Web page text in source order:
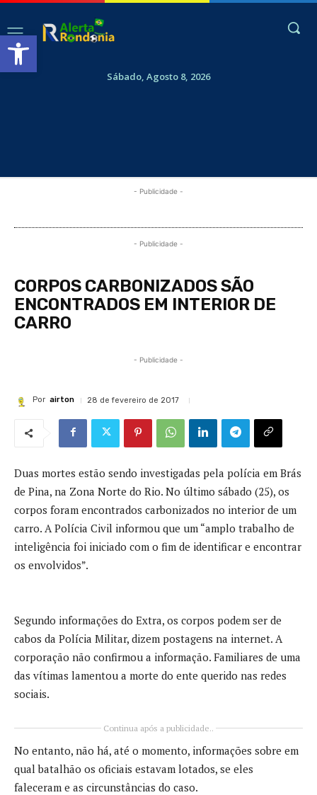
Abrir a barra de ferramentas
Sábado, Agosto 8, 2026
- Publicidade -
- Publicidade -
CORPOS CARBONIZADOS SÃO
ENCONTRADOS EM INTERIOR DE
CARRO
- Publicidade -
Por airton 28 de fevereiro de 2017
Duas mortes estão sendo investigadas pela polícia em Brás
de Pina, na Zona Norte do Rio. No último sábado (25), os
corpos foram encontrados carbonizados no interior de um
carro. A Polícia Civil informou que um “amplo trabalho de
inteligência foi iniciado com o fim de identificar e encontrar
os envolvidos”.
Segundo informações do Extra, os corpos podem ser de
cabos da Polícia Militar, dizem postagens na internet. A
corporação não confirmou a informação. Familiares de uma
das vítimas lamentou a morte do ente querido nas redes
sociais.
Continua após a publicidade..
No entanto, não há, até o momento, informações sobre em
qual batalhão os oficiais estavam lotados, se eles
faleceram e as circunstâncias do caso.